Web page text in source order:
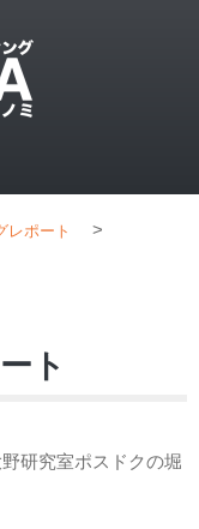
レポート
>
ト
研究室ポスドクの堀